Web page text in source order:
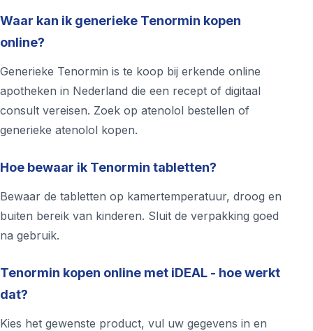
Waar kan ik generieke Tenormin kopen
online?
Generieke Tenormin is te koop bij erkende online
apotheken in Nederland die een recept of digitaal
consult vereisen. Zoek op atenolol bestellen of
generieke atenolol kopen.
Hoe bewaar ik Tenormin tabletten?
Bewaar de tabletten op kamertemperatuur, droog en
buiten bereik van kinderen. Sluit de verpakking goed
na gebruik.
Tenormin kopen online met iDEAL - hoe werkt
dat?
Kies het gewenste product, vul uw gegevens in en